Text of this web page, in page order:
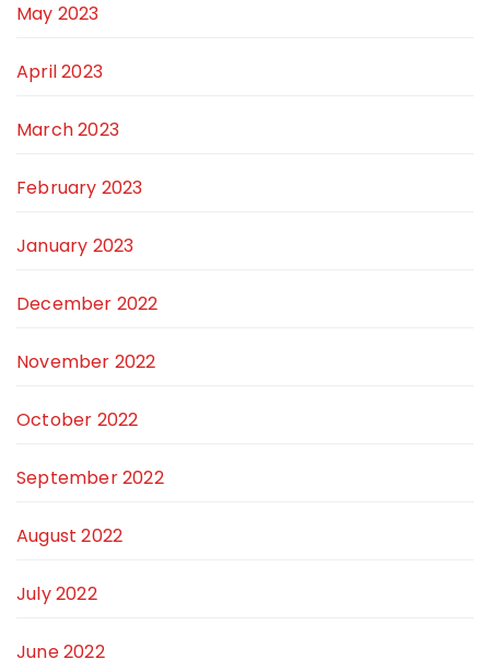
May 2023
April 2023
March 2023
February 2023
January 2023
December 2022
November 2022
October 2022
September 2022
August 2022
July 2022
June 2022